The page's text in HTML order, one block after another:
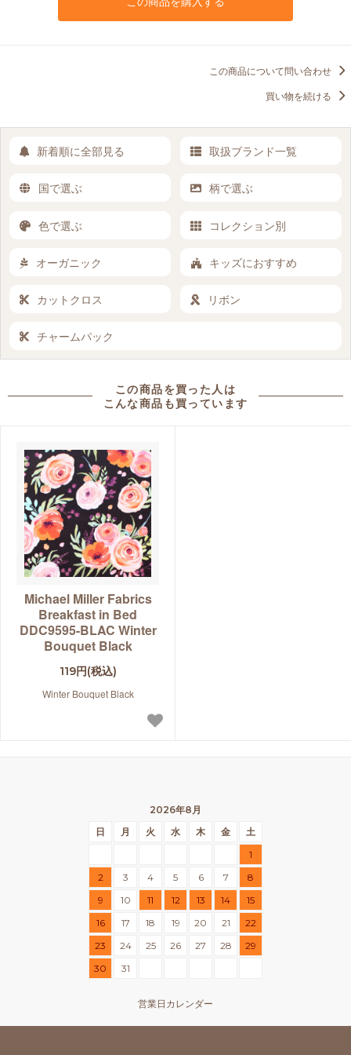
この商品について問い合わせ
買い物を続ける
新着順に全部見る 取扱ブランド一覧
国で選ぶ 柄で選ぶ
色で選ぶ コレクション別
オーガニック キッズにおすすめ
カットクロス リボン
チャームパック
この商品を買った人は
こんな商品も買っています
Michael Miller Fabrics
Breakfast in Bed
DDC9595-BLAC Winter
Bouquet Black
119円(税込)
Winter Bouquet Black
2026年8月
日
月 火 水 木 金
土
1
2
3 4 5 6 7
8
9
10 11 12 13 14
15
16
17 18 19 20 21
22
23
24 25 26 27 28
29
30
31
営業日カレンダー